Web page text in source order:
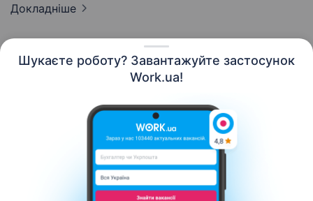
Шукаєте роботу? Завантажуйте застосунок
Work.ua!
Докладніше